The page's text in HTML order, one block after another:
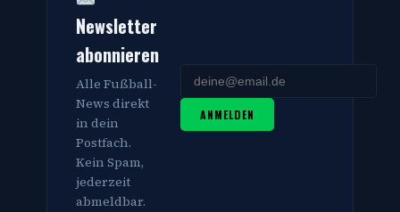
Newsletter
abonnieren
Alle Fußball-
News direkt
in dein
Postfach.
Kein Spam,
jederzeit
abmeldbar.
ANMELDEN